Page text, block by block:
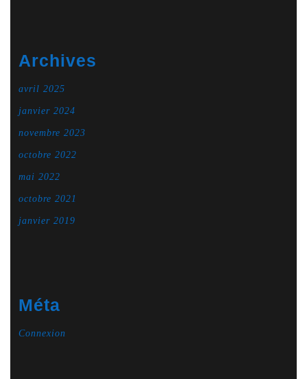
Archives
avril 2025
janvier 2024
novembre 2023
octobre 2022
mai 2022
octobre 2021
janvier 2019
Méta
Connexion